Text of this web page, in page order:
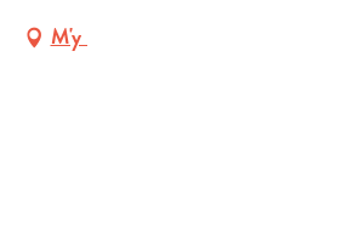
M'y rendre